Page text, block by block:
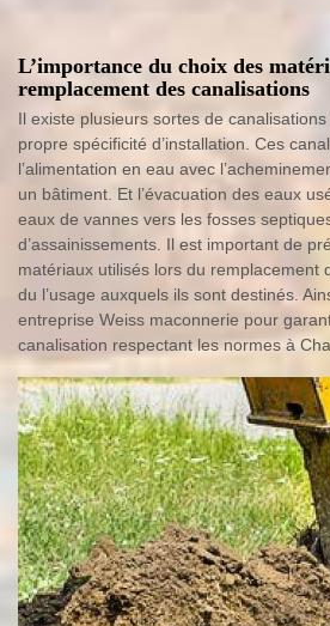
L’importance du choix des
remplacement des canalisations
Il existe plusieurs sortes de
propre spécificité d’installation. Ces
l’alimentation en eau avec
un bâtiment. Et l’évacuation des eaux
eaux de vannes vers les fosses
d’assainissements. Il est important de
matériaux utilisés lors du remplacement
du l’usage auxquels ils sont destinés.
entreprise Weiss maconnerie pour
canalisation respectant les normes à